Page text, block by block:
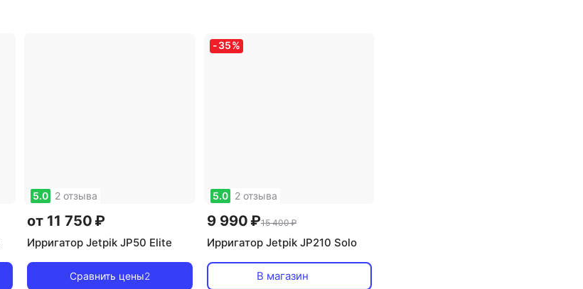
5.0 2 отзыва
от 11 750 ₽
Ирригатор Jetpik JP50 Elite
Сравнить цены2
-35%
5.0 2 отзыва
9 990 ₽15 400 ₽
Ирригатор Jetpik JP210 Solo
В магазин